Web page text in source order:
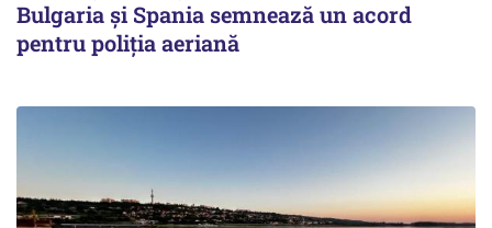
Bulgaria și Spania semnează un acord
pentru poliția aeriană